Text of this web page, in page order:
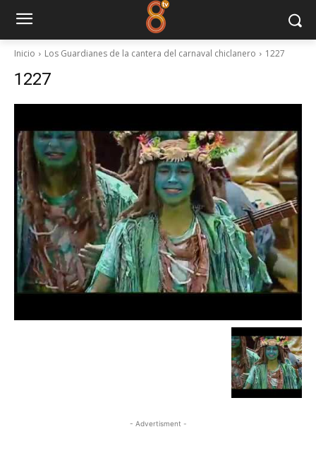
Inicio Los Guardianes de la cantera del carnaval chiclanero 1227
1227
- Advertisment -